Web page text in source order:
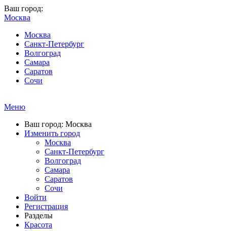
Ваш город:
Москва
Москва
Санкт-Петербург
Волгоград
Самара
Саратов
Сочи
Меню
Ваш город: Москва
Изменить город
Москва
Санкт-Петербург
Волгоград
Самара
Саратов
Сочи
Войти
Регистрация
Разделы
Красота